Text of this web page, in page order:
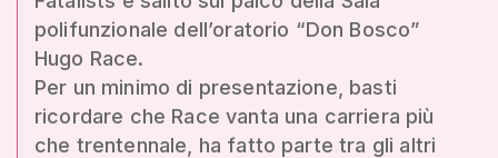
polifunzionale dell’oratorio “Don Bosco”
Hugo Race.
Per un minimo di presentazione, basti
ricordare che Race vanta una carriera più
che trentennale, ha fatto parte tra gli altri